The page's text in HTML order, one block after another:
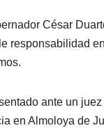
César
responsabilidad
ante un
en Almoloya de